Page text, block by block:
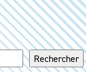
Rechercher